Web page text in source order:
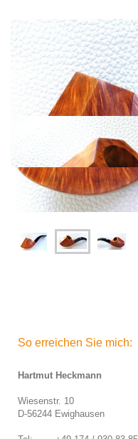
So erreichen Sie mich:
Hartmut Heckmann
Wiesenstr. 10
D-56244 Ewighausen